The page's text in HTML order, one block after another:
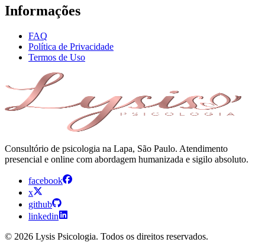
Informações
FAQ
Política de Privacidade
Termos de Uso
Consultório de psicologia na Lapa, São Paulo. Atendimento
presencial e online com abordagem humanizada e sigilo absoluto.
facebook
x
github
linkedin
© 2026 Lysis Psicologia. Todos os direitos reservados.